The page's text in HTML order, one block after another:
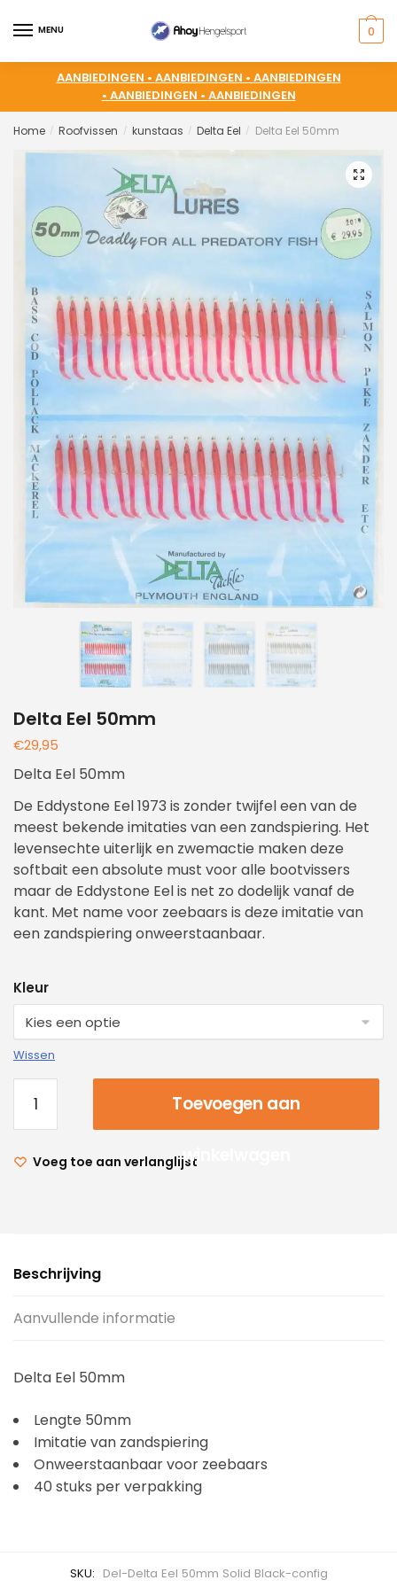
MENU 0
AANBIEDINGEN • AANBIEDINGEN • AANBIEDINGEN
• AANBIEDINGEN • AANBIEDINGEN
Home / Roofvissen / kunstaas / Delta Eel / Delta Eel 50mm
🔍
Delta Eel 50mm
€29,95
Delta Eel 50mm
De Eddystone Eel 1973 is zonder twijfel een van de
meest bekende imitaties van een zandspiering. Het
levensechte uiterlijk en zwemactie maken deze
softbait een absolute must voor alle bootvissers
maar de Eddystone Eel is net zo dodelijk vanaf de
kant. Met name voor zeebaars is deze imitatie van
een zandspiering onweerstaanbaar.
Kleur
Wissen
Toevoegen aan
winkelwagen
Voeg toe aan verlanglijst
Beschrijving
Aanvullende informatie
Delta Eel 50mm
Lengte 50mm
Imitatie van zandspiering
Onweerstaanbaar voor zeebaars
40 stuks per verpakking
SKU: Del-Delta Eel 50mm Solid Black-config